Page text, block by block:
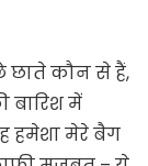
छाते कौन से हैं,
बारिश में
हमेशा मेरे बैग